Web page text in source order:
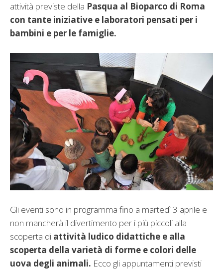
attività previste della Pasqua al Bioparco di Roma
con tante iniziative e laboratori pensati per i
bambini e per le famiglie.
Gli eventi sono in programma fino a martedì 3 aprile e
non mancherà il divertimento per i più piccoli alla
scoperta di attività ludico didattiche e alla
scoperta della varietà di forme e colori delle
uova degli animali. Ecco gli appuntamenti previsti